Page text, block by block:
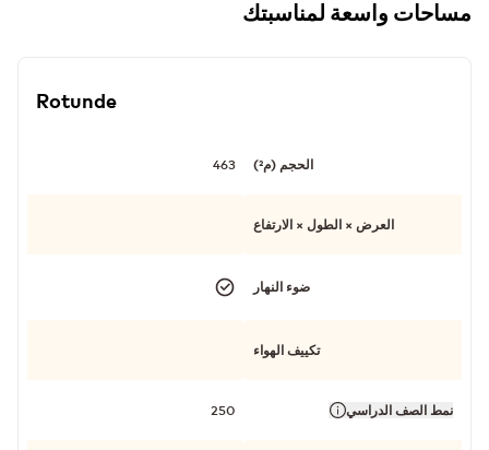
مساحات واسعة لمناسبتك
Rotunde
الحجم (م²) 463
العرض × الطول × الارتفاع
ضوء النهار
تكييف الهواء
نمط الصف الدراسي 250